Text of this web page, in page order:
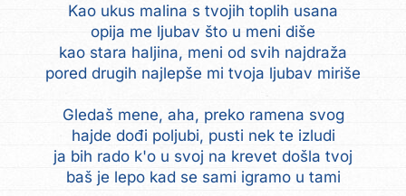
Kao ukus malina s tvojih toplih usana
opija me ljubav što u meni diše
kao stara haljina, meni od svih najdraža
pored drugih najlepše mi tvoja ljubav miriše
Gledaš mene, aha, preko ramena svog
hajde dođi poljubi, pusti nek te izludi
ja bih rado k'o u svoj na krevet došla tvoj
baš je lepo kad se sami igramo u tami